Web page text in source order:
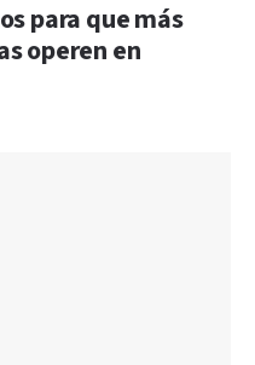
para que más
operen en